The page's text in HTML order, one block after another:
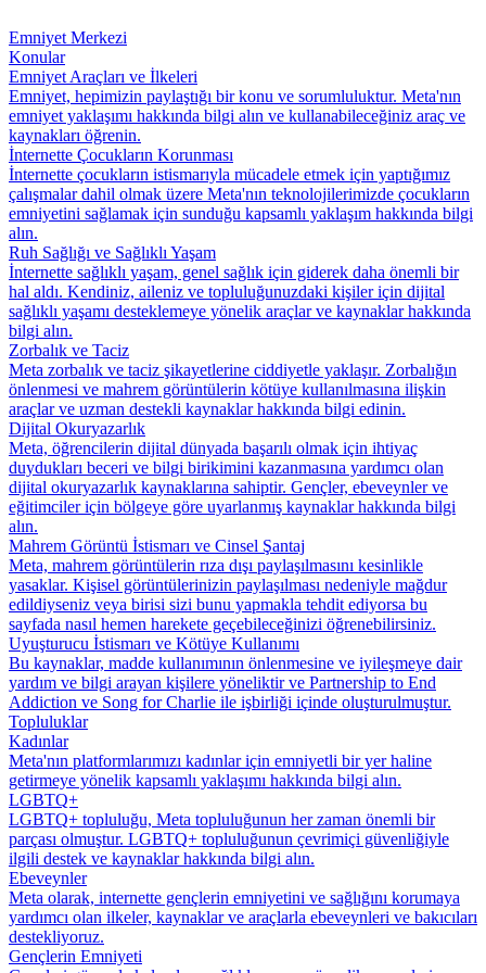
Emniyet Merkezi
Konular
Emniyet Araçları ve İlkeleri
Emniyet, hepimizin paylaştığı bir konu ve sorumluluktur. Meta'nın
emniyet yaklaşımı hakkında bilgi alın ve kullanabileceğiniz araç ve
kaynakları öğrenin.
İnternette Çocukların Korunması
İnternette çocukların istismarıyla mücadele etmek için yaptığımız
çalışmalar dahil olmak üzere Meta'nın teknolojilerimizde çocukların
emniyetini sağlamak için sunduğu kapsamlı yaklaşım hakkında bilgi
alın.
Ruh Sağlığı ve Sağlıklı Yaşam
İnternette sağlıklı yaşam, genel sağlık için giderek daha önemli bir
hal aldı. Kendiniz, aileniz ve topluluğunuzdaki kişiler için dijital
sağlıklı yaşamı desteklemeye yönelik araçlar ve kaynaklar hakkında
bilgi alın.
Zorbalık ve Taciz
Meta zorbalık ve taciz şikayetlerine ciddiyetle yaklaşır. Zorbalığın
önlenmesi ve mahrem görüntülerin kötüye kullanılmasına ilişkin
araçlar ve uzman destekli kaynaklar hakkında bilgi edinin.
Dijital Okuryazarlık
Meta, öğrencilerin dijital dünyada başarılı olmak için ihtiyaç
duydukları beceri ve bilgi birikimini kazanmasına yardımcı olan
dijital okuryazarlık kaynaklarına sahiptir. Gençler, ebeveynler ve
eğitimciler için bölgeye göre uyarlanmış kaynaklar hakkında bilgi
alın.
Mahrem Görüntü İstismarı ve Cinsel Şantaj
Meta, mahrem görüntülerin rıza dışı paylaşılmasını kesinlikle
yasaklar. Kişisel görüntülerinizin paylaşılması nedeniyle mağdur
edildiyseniz veya birisi sizi bunu yapmakla tehdit ediyorsa bu
sayfada nasıl hemen harekete geçebileceğinizi öğrenebilirsiniz.
Uyuşturucu İstismarı ve Kötüye Kullanımı
Bu kaynaklar, madde kullanımının önlenmesine ve iyileşmeye dair
yardım ve bilgi arayan kişilere yöneliktir ve Partnership to End
Addiction ve Song for Charlie ile işbirliği içinde oluşturulmuştur.
Topluluklar
Kadınlar
Meta'nın platformlarımızı kadınlar için emniyetli bir yer haline
getirmeye yönelik kapsamlı yaklaşımı hakkında bilgi alın.
LGBTQ+
LGBTQ+ topluluğu, Meta topluluğunun her zaman önemli bir
parçası olmuştur. LGBTQ+ topluluğunun çevrimiçi güvenliğiyle
ilgili destek ve kaynaklar hakkında bilgi alın.
Ebeveynler
Meta olarak, internette gençlerin emniyetini ve sağlığını korumaya
yardımcı olan ilkeler, kaynaklar ve araçlarla ebeveynleri ve bakıcıları
destekliyoruz.
Gençlerin Emniyeti